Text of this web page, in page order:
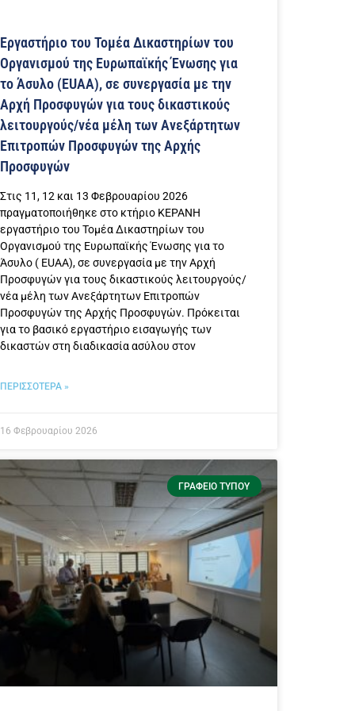
Εργαστήριο του Τομέα Δικαστηρίων του
Οργανισμού της Ευρωπαϊκής Ένωσης για
το Άσυλο (EUAA), σε συνεργασία με την
Αρχή Προσφυγών για τους δικαστικούς
λειτουργούς/νέα μέλη των Ανεξάρτητων
Επιτροπών Προσφυγών της Αρχής
Προσφυγών
Στις 11, 12 και 13 Φεβρουαρίου 2026
πραγματοποιήθηκε στο κτήριο ΚΕΡΑΝΗ
εργαστήριο του Τομέα Δικαστηρίων του
Οργανισμού της Ευρωπαϊκής Ένωσης για το
Άσυλο ( EUAA), σε συνεργασία με την Αρχή
Προσφυγών για τους δικαστικούς λειτουργούς/
νέα μέλη των Ανεξάρτητων Επιτροπών
Προσφυγών της Αρχής Προσφυγών. Πρόκειται
για το βασικό εργαστήριο εισαγωγής των
δικαστών στη διαδικασία ασύλου στον
ΠΕΡΙΣΣΟΤΕΡΑ »
16 Φεβρουαρίου 2026
ΓΡΑΦΕΊΟ ΤΎΠΟΥ